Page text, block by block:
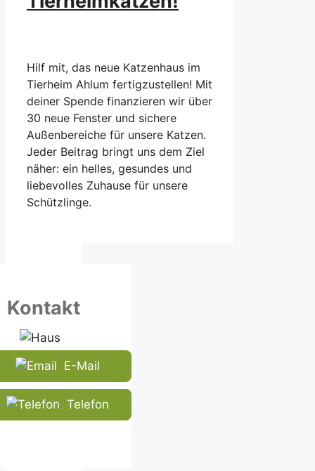
Hilf mit, das neue Katzenhaus im
Tierheim Ahlum fertigzustellen! Mit
deiner Spende finanzieren wir über
30 neue Fenster und sichere
Außenbereiche für unsere Katzen.
Jeder Beitrag bringt uns dem Ziel
näher: ein helles, gesundes und
liebevolles Zuhause für unsere
Schützlinge.
Kontakt
E-Mail
Telefon